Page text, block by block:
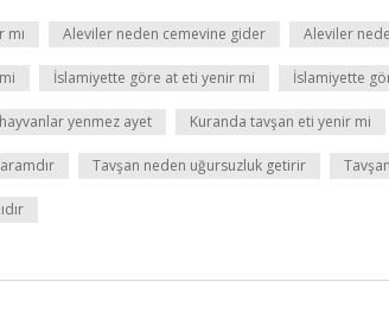
mı Aleviler neden cemevine gider Aleviler
İslamiyette göre at eti yenir mi İslamiyette
yenmez ayet Kuranda tavşan eti yenir mi
Tavşan neden uğursuzluk getirir